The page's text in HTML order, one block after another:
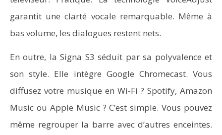
garantit une clarté vocale remarquable. Même à
bas volume, les dialogues restent nets.
En outre, la Signa S3 séduit par sa polyvalence et
son style. Elle intègre Google Chromecast. Vous
diffusez votre musique en Wi-Fi ? Spotify, Amazon
Music ou Apple Music ? C’est simple. Vous pouvez
même regrouper la barre avec d’autres enceintes.